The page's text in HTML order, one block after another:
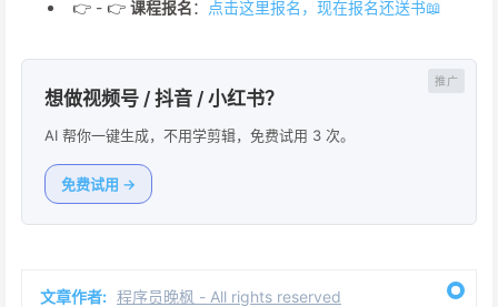
👉 - 👉 课程报名： 点击这里报名，现在报名还送书📖
想做视频号 / 抖音 / 小红书？
AI 帮你一键生成，不用学剪辑，免费试用 3 次。
免费试用 →
文章作者: 程序员晚枫 - All rights reserved